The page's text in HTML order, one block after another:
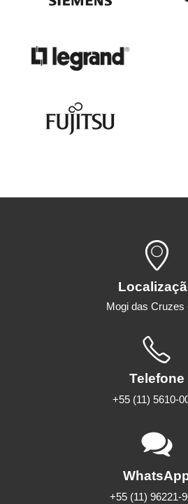
Mogi das Cruzes
Telefone
+55 (11) 5610-
+55 (11) 96221-